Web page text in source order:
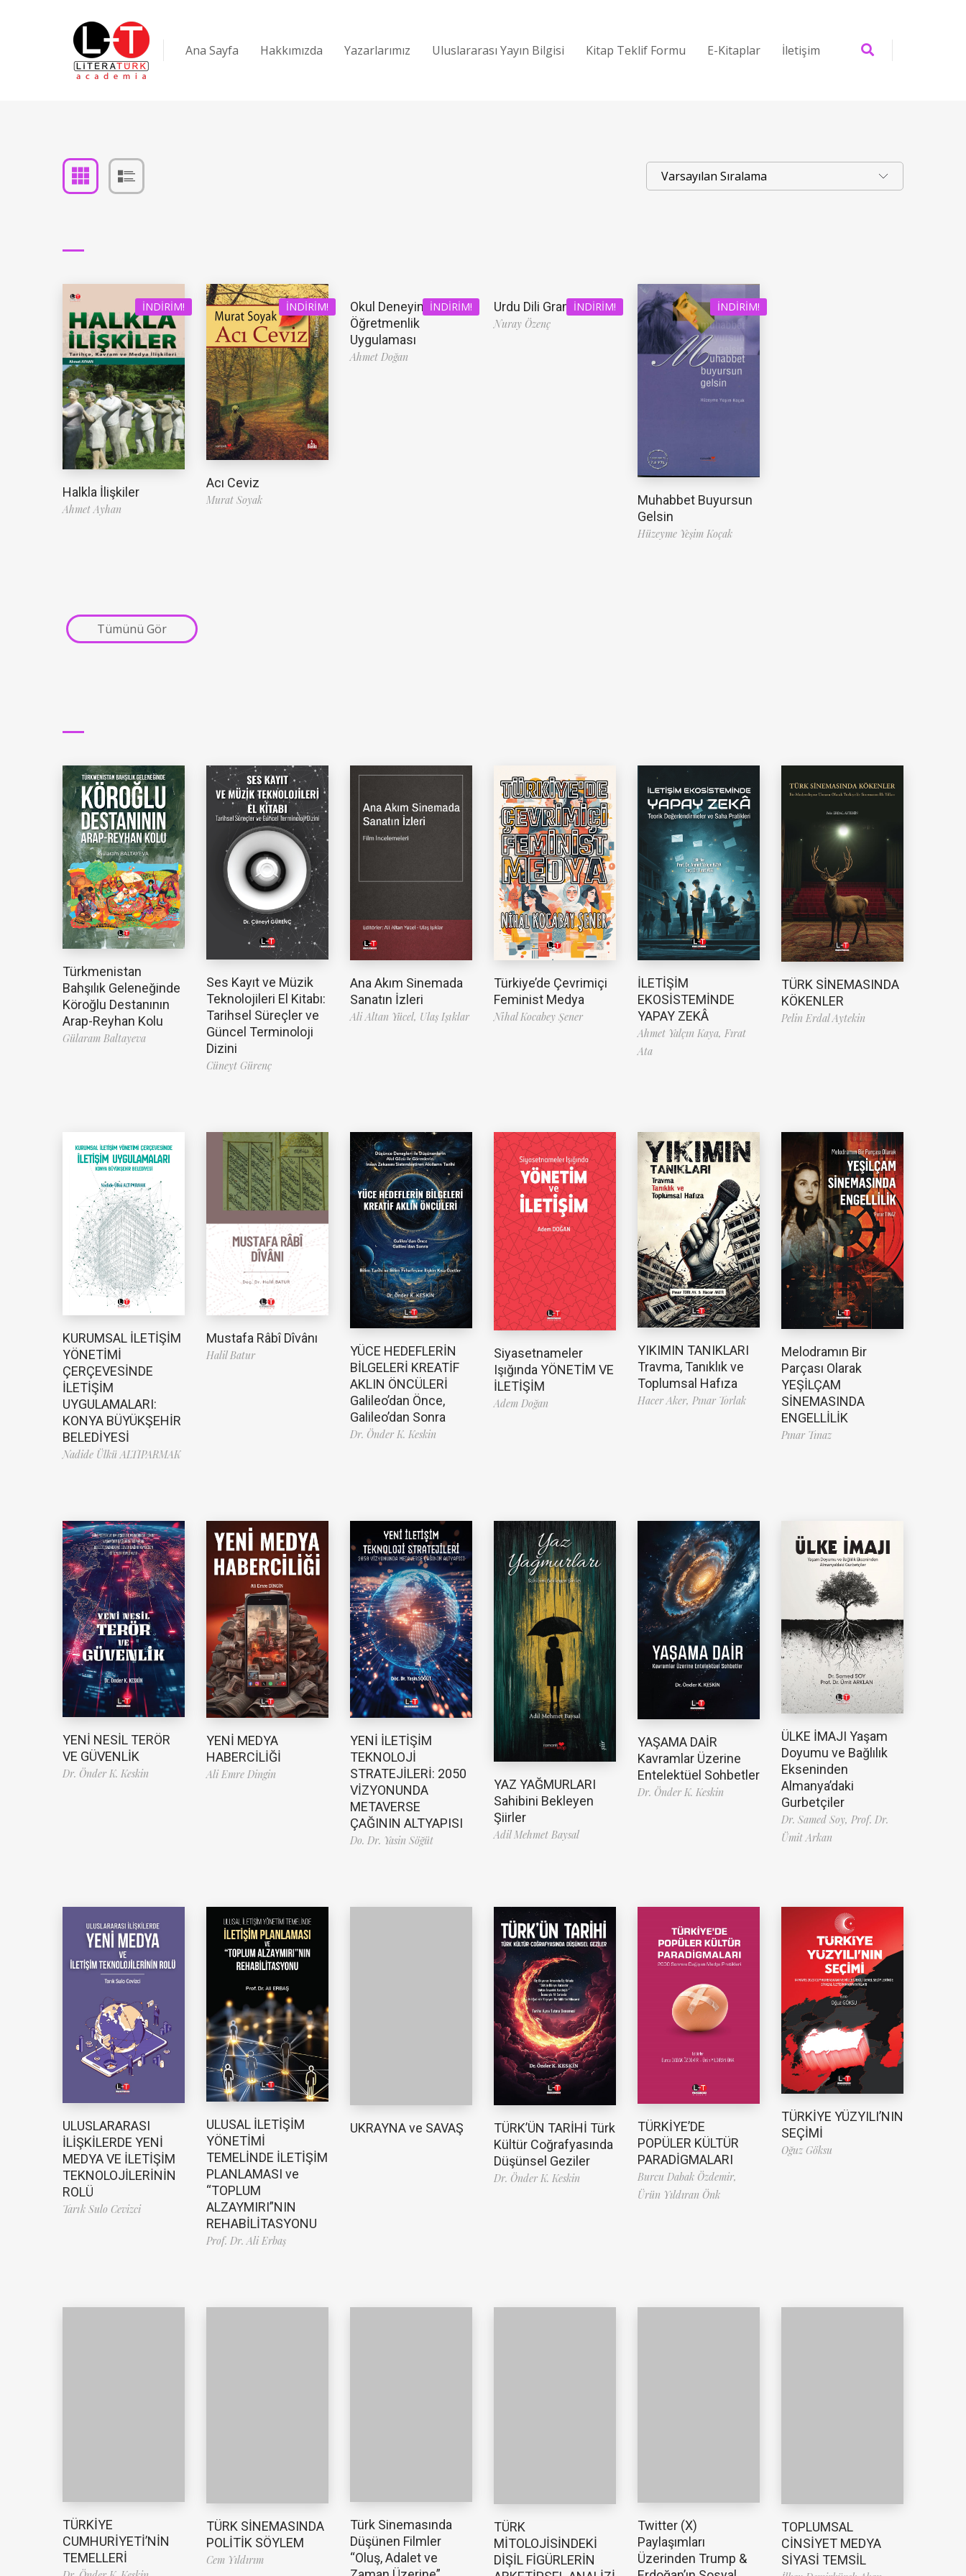
Ana Sayfa Hakkımızda Yazarlarımız Uluslararası Yayın Bilgisi Kitap Teklif Formu E-Kitaplar İletişim
İNDIRIM!
Halkla İlişkiler
Ahmet Ayhan
İNDIRIM!
Acı Ceviz
Murat Soyak
İNDIRIM!
Okul Deneyimi ve
Öğretmenlik
Uygulaması
Ahmet Doğan
İNDIRIM!
Urdu Dili Grameri
Nuray Özenç
İNDIRIM!
Muhabbet Buyursun
Gelsin
Hüzeyme Yeşim Koçak
Tümünü Gör
Türkmenistan
Bahşılık Geleneğinde
Köroğlu Destanının
Arap-Reyhan Kolu
Gülaram Baltayeva
Ses Kayıt ve Müzik
Teknolojileri El Kitabı:
Tarihsel Süreçler ve
Güncel Terminoloji
Dizini
Cüneyt Gürenç
Ana Akım Sinemada
Sanatın İzleri
Ali Altan Yücel, Ulaş Işıklar
Türkiye’de Çevrimiçi
Feminist Medya
Nihal Kocabey Şener
İLETİŞİM
EKOSİSTEMİNDE
YAPAY ZEKÂ
Ahmet Yalçın Kaya, Fırat
Ata
TÜRK SİNEMASINDA
KÖKENLER
Pelin Erdal Aytekin
KURUMSAL İLETİŞİM
YÖNETİMİ
ÇERÇEVESİNDE
İLETİŞİM
UYGULAMALARI:
KONYA BÜYÜKŞEHİR
BELEDİYESİ
Nadide Ülkü ALTIPARMAK
Mustafa Râbî Dîvânı
Halil Batur
YÜCE HEDEFLERİN
BİLGELERİ KREATİF
AKLIN ÖNCÜLERİ
Galileo’dan Önce,
Galileo’dan Sonra
Dr. Önder K. Keskin
Siyasetnameler
Işığında YÖNETİM VE
İLETİŞİM
Adem Doğan
YIKIMIN TANIKLARI
Travma, Tanıklık ve
Toplumsal Hafıza
Hacer Aker, Pınar Torlak
Melodramın Bir
Parçası Olarak
YEŞİLÇAM
SİNEMASINDA
ENGELLİLİK
Pınar Tınaz
YENİ NESİL TERÖR
VE GÜVENLİK
Dr. Önder K. Keskin
YENİ MEDYA
HABERCİLİĞİ
Ali Emre Dingin
YENİ İLETİŞİM
TEKNOLOJİ
STRATEJİLERİ: 2050
VİZYONUNDA
METAVERSE
ÇAĞININ ALTYAPISI
Do. Dr. Yasin Söğüt
YAZ YAĞMURLARI
Sahibini Bekleyen
Şiirler
Adil Mehmet Baysal
YAŞAMA DAİR
Kavramlar Üzerine
Entelektüel Sohbetler
Dr. Önder K. Keskin
ÜLKE İMAJI Yaşam
Doyumu ve Bağlılık
Ekseninden
Almanya’daki
Gurbetçiler
Dr. Samed Soy, Prof. Dr.
Ümit Arkan
ULUSLARARASI
İLİŞKİLERDE YENİ
MEDYA VE İLETİŞİM
TEKNOLOJİLERİNİN
ROLÜ
Tarık Sulo Cevizci
ULUSAL İLETİŞİM
YÖNETİMİ
TEMELİNDE İLETİŞİM
PLANLAMASI ve
“TOPLUM
ALZAYMIRI”NIN
REHABİLİTASYONU
Prof. Dr. Ali Erbaş
UKRAYNA ve SAVAŞ
TÜRK’ÜN TARİHİ Türk
Kültür Coğrafyasında
Düşünsel Geziler
Dr. Önder K. Keskin
TÜRKİYE’DE
POPÜLER KÜLTÜR
PARADİGMALARI
Burcu Dabak Özdemir,
Ürün Yıldıran Önk
TÜRKİYE YÜZYILI’NIN
SEÇİMİ
Oğuz Göksu
TÜRKİYE
CUMHURİYETİ’NİN
TEMELLERİ
TÜRK SİNEMASINDA
POLİTİK SÖYLEM
Cem Yıldırım
Türk Sinemasında
Düşünen Filmler
“Oluş, Adalet ve
TÜRK
MİTOLOJİSİNDEKİ
DİŞİL FİGÜRLERİN
Twitter (X)
Paylaşımları
Üzerinden Trump &
TOPLUMSAL
CİNSİYET MEDYA
SİYASİ TEMSİL